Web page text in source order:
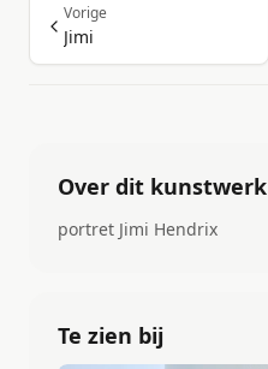
Vorige
Jimi
Over dit kunstwerk
portret Jimi Hendrix
Te zien bij